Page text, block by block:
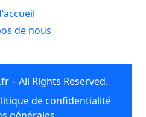
de nous
– All Rights Reserved.
de confidentialité